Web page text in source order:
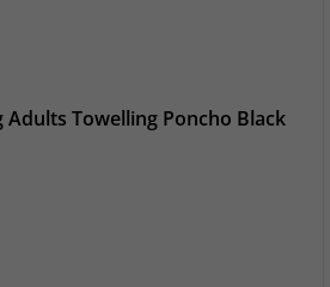
Adults Towelling Poncho Black